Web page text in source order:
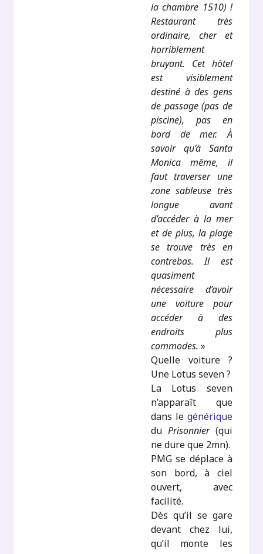
la chambre 1510) !
Restaurant très
ordinaire, cher et
horriblement
bruyant. Cet hôtel
est visiblement
destiné à des gens
de passage (pas de
piscine), pas en
bord de mer. À
savoir qu’à Santa
Monica même, il
faut traverser une
zone sableuse très
longue avant
d’accéder à la mer
et de plus, la plage
se trouve très en
contrebas. Il est
quasiment
nécessaire d’avoir
une voiture pour
accéder à des
endroits plus
commodes. »
Quelle voiture ?
Une Lotus seven ?
La Lotus seven
n’apparaît que
dans le générique
du Prisonnier(qui
ne dure que 2mn).
PMG se déplace à
son bord, à ciel
ouvert, avec
facilité.
Dès qu’il se gare
devant chez lui,
qu’il monte les